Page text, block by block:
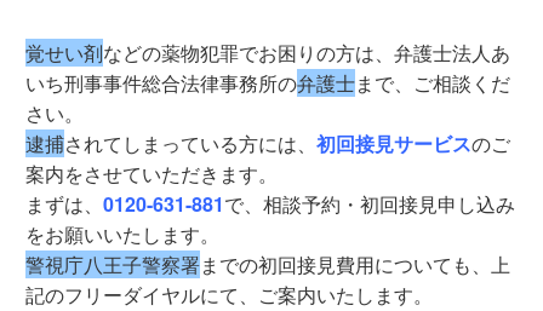
覚せい剤などの薬物犯罪でお困りの方は、弁護士法人あ
いち刑事事件総合法律事務所の弁護士まで、ご相談くだ
さい。
逮捕されてしまっている方には、初回接見サービスのご
案内をさせていただきます。
まずは、0120-631-881で、相談予約・初回接見申し込み
をお願いいたします。
警視庁八王子警察署までの初回接見費用についても、上
記のフリーダイヤルにて、ご案内いたします。